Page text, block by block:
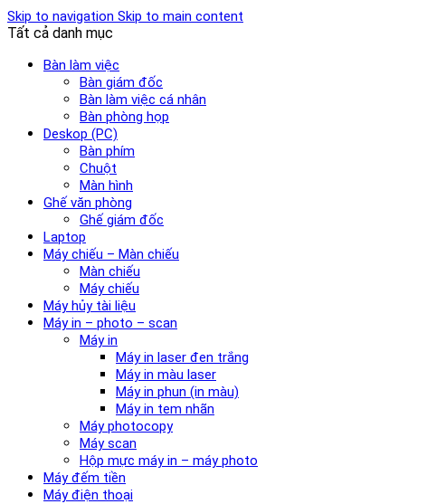
Skip to navigation Skip to main content
Tất cả danh mục
Bàn làm việc
Bàn giám đốc
Bàn làm việc cá nhân
Bàn phòng họp
Deskop (PC)
Bàn phím
Chuột
Màn hình
Ghế văn phòng
Ghế giám đốc
Laptop
Máy chiếu – Màn chiếu
Màn chiếu
Máy chiếu
Máy hủy tài liệu
Máy in – photo – scan
Máy in
Máy in laser đen trắng
Máy in màu laser
Máy in phun (in màu)
Máy in tem nhãn
Máy photocopy
Máy scan
Hộp mực máy in – máy photo
Máy đếm tiền
Máy điện thoại